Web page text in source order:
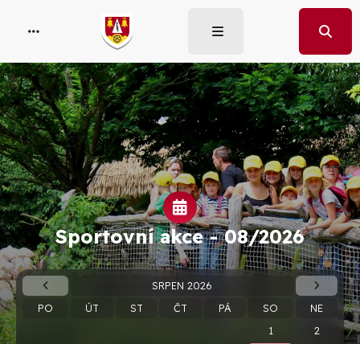
Sportovní akce -08/2026
SRPEN 2026
PO
ÚT ST ČT PÁ SO
NE
1
2